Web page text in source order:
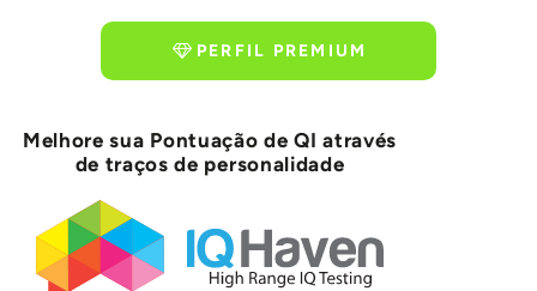
PERFIL PREMIUM
Melhore sua Pontuação de QI através
de traços de personalidade